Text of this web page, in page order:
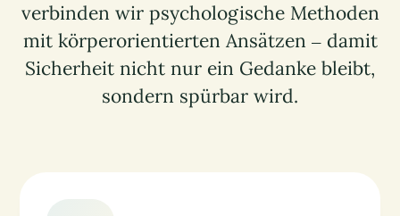
verbinden wir psychologische Methoden
mit körperorientierten Ansätzen – damit
Sicherheit nicht nur ein Gedanke bleibt,
sondern spürbar wird.